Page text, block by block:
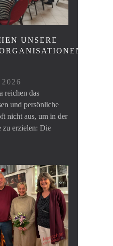
UNSERE
reichen das
und persönliche
nicht aus, um in der
erzielen: Die